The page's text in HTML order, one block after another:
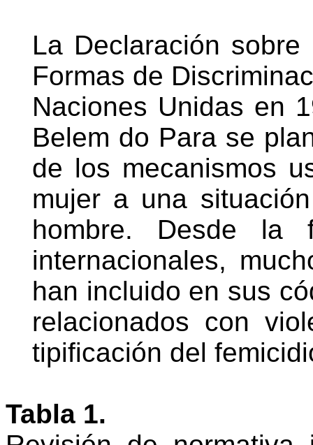
La Declaración
Formas de
Naciones Unidas en
Belem do Para se
de los mecanismos
mujer a una
hombre. Desde la
internacionales,
han incluido en sus
relacionados con
tipificación del
Tabla 1.